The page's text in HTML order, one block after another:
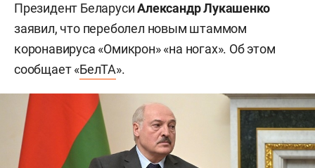
Президент БеларусиАлександр Лукашенко
заявил, что переболел новым штаммом
коронавируса «Омикрон» «на ногах». Об этом
сообщает «БелТА».